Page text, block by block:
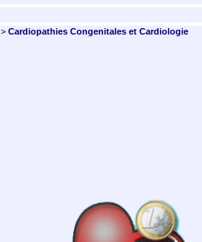
>Cardiopathies Congenitales et Cardiologie